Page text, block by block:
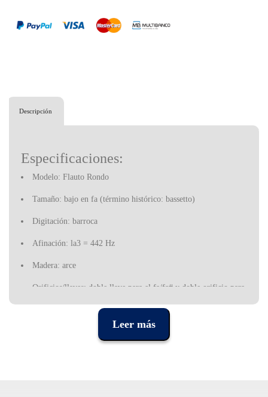
Descripción
Especificaciones:
Modelo: Flauto Rondo
Tamaño: bajo en fa (término histórico: bassetto)
Digitación: barroca
Afinación: la3 = 442 Hz
Madera: arce
Orificios/llaves: doble llave para el fa/fa# y doble orificio para
Accesorios incluidos: funda de algodón, varilla limpiadora y
paño, grasa para corcho, certificado, tabla de digitación
Leer más